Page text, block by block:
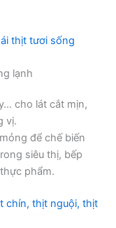
thịt tươi sống
lạnh
cho lát cắt mịn,
vị.
để chế biến
siêu thị, bếp
phẩm.
chín, thịt nguội, thịt